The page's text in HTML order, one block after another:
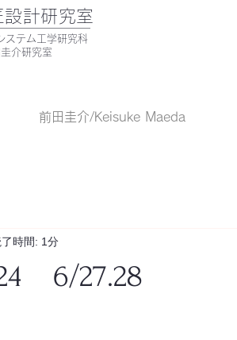
計研究室
ステム工学研究科
圭介研究室
前田圭介/Keisuke Maeda
6/27.28
時間: 1分